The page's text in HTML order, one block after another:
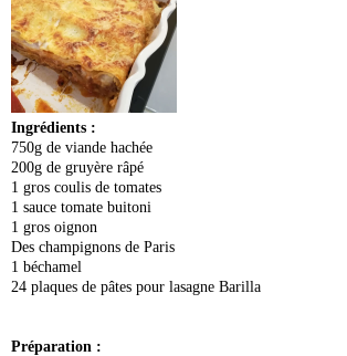
Ingrédients :
750g de viande hachée
200g de gruyère râpé
1 gros coulis de tomates
1 sauce tomate buitoni
1 gros oignon
Des champignons de Paris
1 béchamel
24 plaques de pâtes pour lasagne Barilla
Préparation :